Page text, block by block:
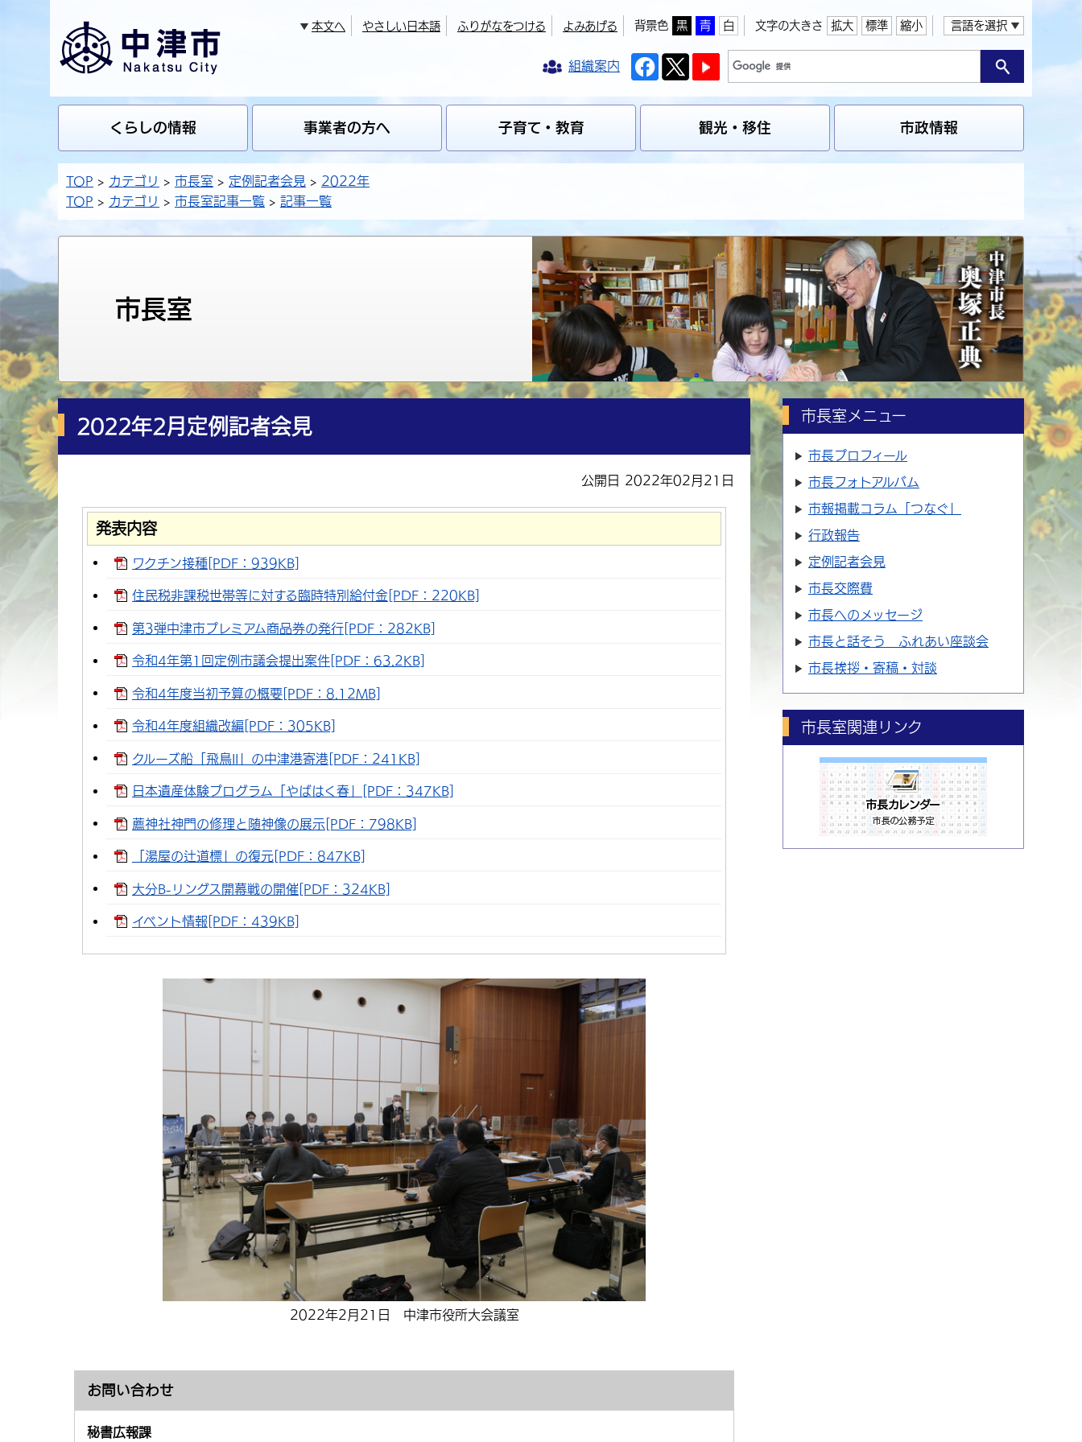
本文へ やさしい日本語 ふりがなをつける よみあげる 背景色 黒 青 白 文字の大きさ 拡大 標準 縮小 言語を選択
組織案内
くらしの情報 事業者の方へ 子育て・教育 観光・移住 市政情報
TOP カテゴリ 市長室 定例記者会見
2022年
TOP
カテゴリ 市長室記事一覧 記事一覧
市長室
2022年2月定例記者会見
公開日 2022年02月21日
発表内容
ワクチン接種[PDF：939KB]
住民税非課税世帯等に対する臨時特別給付金[PDF：220KB]
第3弾中津市プレミアム商品券の発行[PDF：282KB]
令和4年第1回定例市議会提出案件[PDF：63.2KB]
令和4年度当初予算の概要[PDF：8.12MB]
令和4年度組織改編[PDF：305KB]
クルーズ船「飛鳥II」の中津港寄港[PDF：241KB]
日本遺産体験プログラム「やばはく春」[PDF：347KB]
薦神社神門の修理と随神像の展示[PDF：798KB]
「湯屋の辻道標」の復元[PDF：847KB]
大分B-リングス開幕戦の開催[PDF：324KB]
イベント情報[PDF：439KB]
2022年2月21日 中津市役所大会議室
お問い合わせ
秘書広報課
市長室メニュー
市長プロフィール
市長フォトアルバム
市報掲載コラム「つなぐ」
行政報告
定例記者会見
市長交際費
市長へのメッセージ
市長と話そう ふれあい座談会
市長挨拶・寄稿・対談
市長室関連リンク